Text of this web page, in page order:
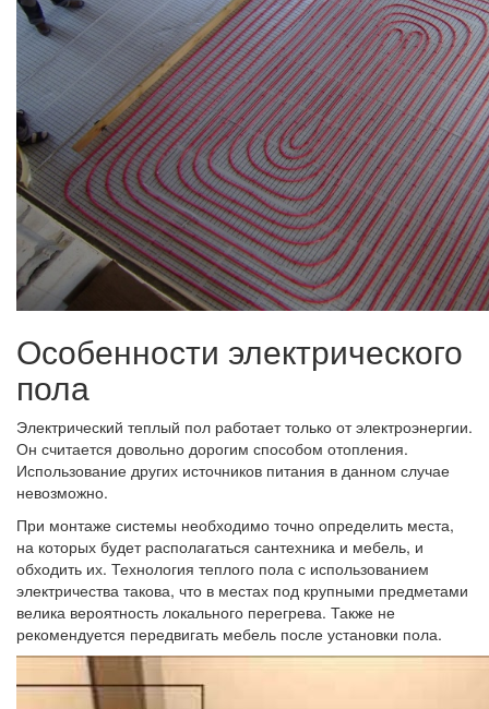
Особенности электрического
пола
Электрический теплый пол работает только от электроэнергии.
Он считается довольно дорогим способом отопления.
Использование других источников питания в данном случае
невозможно.
При монтаже системы необходимо точно определить места,
на которых будет располагаться сантехника и мебель, и
обходить их. Технология теплого пола с использованием
электричества такова, что в местах под крупными предметами
велика вероятность локального перегрева. Также не
рекомендуется передвигать мебель после установки пола.